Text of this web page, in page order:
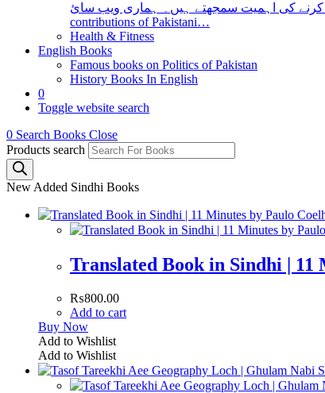
کرنے کی اہمیت سمجھتے ہیں۔ ہماری ویب سائ Pakistan is a country with a rich literary tradition, and Urdu has been an integral part of this tradition for centuries. However, despite the significant
contributions of Pakistani…
Health & Fitness
English Books
Famous books on Politics of Pakistan
History Books In English
0
Toggle website search
0 Search Books Close
Products search
New Added Sindhi Books
₨800.00
Add to cart
Buy Now
Add to Wishlist
Add to Wishlist